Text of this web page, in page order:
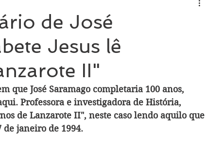
de José
Jesus lê
II"
que José Saramago completaria 100 anos,
Professora e investigadora de História,
de Lanzarote II", neste caso lendo aquilo que
de janeiro de 1994.